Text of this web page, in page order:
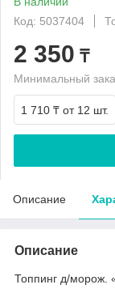
Код: 5037404
2 350 ₸
Минимальный
1 710 ₸ от 12 шт.
Описание
Описание
Топпинг д/морож.